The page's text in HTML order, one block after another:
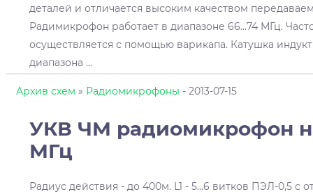
деталей и отличается высоким качеством
Радимикрофон работает в диапазоне 66...74 МГц.
осуществляется с помощью варикапа. Катушка
диапазона ...
Архив схем » Радиомикрофоны - 2013-07-15
УКВ ЧМ радиомикрофон
МГц
Радиус действия - до 400м. L1 - 5...6 витков ПЭЛ-0,5 с